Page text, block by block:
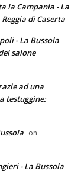
la Campania - La
di Caserta
- La Bussola
salone
ad una
testuggine:
on
- La Bussola